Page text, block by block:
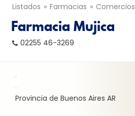
Listados Farmacias Comercios
Farmacia Mujica
02255 46-3269
Provincia de Buenos Aires AR